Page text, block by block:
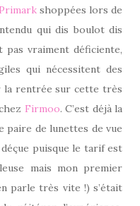
Primark shoppées lors de
qui dis boulot dis
pas vraiment déficiente,
qui nécessitent des
la rentrée sur cette très
Firmoo. C’est déjà la
paire de lunettes de vue
puisque le tarif est
mais mon premier
parle très vite !) s’était